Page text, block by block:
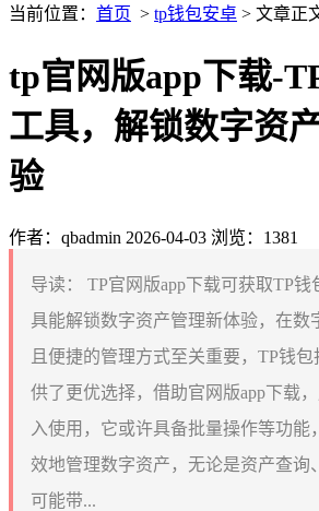
当前位置： 首页 > tp钱包安卓 > 文章正
tp官网版app下载-
工具，解锁数字资
验
作者：qbadmin 2026-04-03 浏览：1381
导读：
TP官网版app下载可获取TP
具能解锁数字资产管理新体验，在数
且便捷的管理方式至关重要，TP钱
供了更优选择，借助官网版app下载
入使用，它或许具备批量操作等功能
效地管理数字资产，无论是资产查询
可能带...